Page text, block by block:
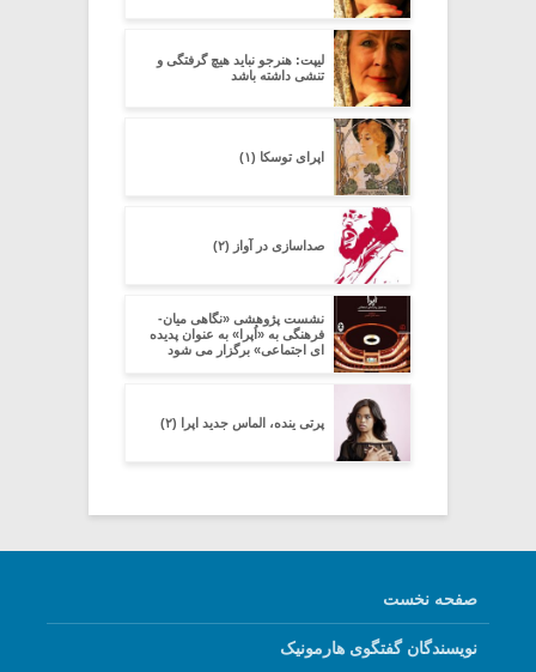
لیپت: هنرجو نباید هیچ گرفتگی و
تنشی داشته باشد
اپرای توسکا (۱)
صداسازی در آواز (۲)
نشست پژوهشی «نگاهی میان-
فرهنگی به «اُپرا» به عنوان پدیده
ای اجتماعی» برگزار می شود
پرتی ینده، الماس جدید اپرا (۲)
صفحه نخست
نویسندگان گفتگوی هارمونیک